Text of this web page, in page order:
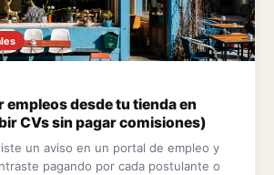
empleos desde tu tienda en
CVs sin pagar comisiones)
un aviso en un portal de empleo y
pagando por cada postulante o